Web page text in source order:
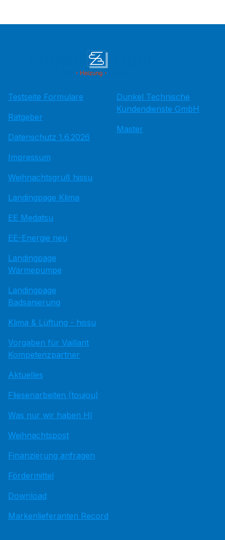
Testseite Formulare
Ratgeber
Datenschutz 1.6.2026
Impressum
Weihnachtsgruß hissu
Landingpage Klima
EE Medatsu
EE-Energie neu
Landingpage
Wärmepumpe
Landingpage
Badsanierung
Klima & Lüftung - hissu
Vorgaben für Vaillant
Kompetenzpartner
Aktuelles
Fliesenarbeiten (toujou)
Was nur wir haben HI
Weihnachtspost
Finanzierung anfragen
Fördermittel
Download
Markenlieferanten Record
Dunkel Technische
Kundendienste GmbH
Master